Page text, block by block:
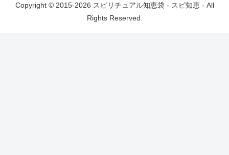
Copyright © 2015-2026 スピリチュアル知恵袋 - スピ知恵 - All
Rights Reserved.